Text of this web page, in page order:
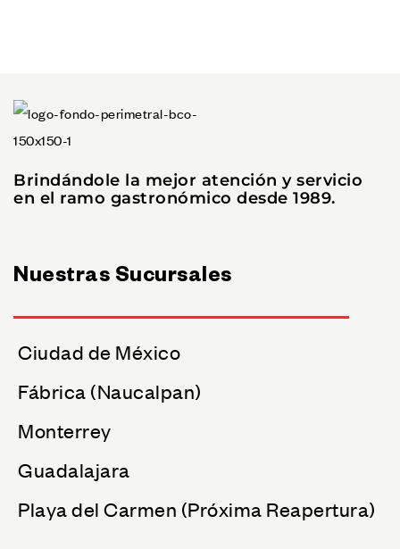
Brindándole la mejor atención y servicio
en el ramo gastronómico desde 1989.
Nuestras Sucursales
Ciudad de México
Fábrica (Naucalpan)
Monterrey
Guadalajara
Playa del Carmen (Próxima Reapertura)